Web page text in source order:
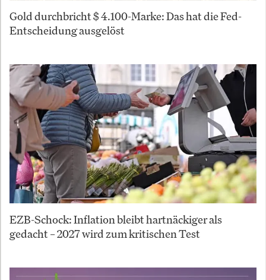
Gold durchbricht $ 4.100-Marke: Das hat die Fed-
Entscheidung ausgelöst
EZB-Schock: Inflation bleibt hartnäckiger als
gedacht – 2027 wird zum kritischen Test